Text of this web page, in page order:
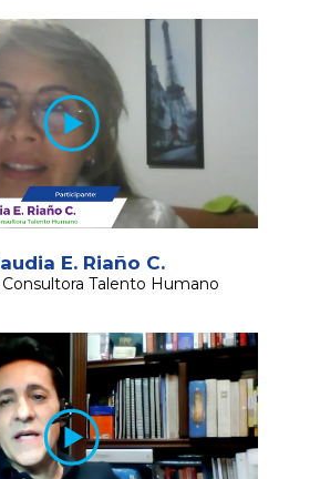
E. Riaño C.
Consultora Talento Humano